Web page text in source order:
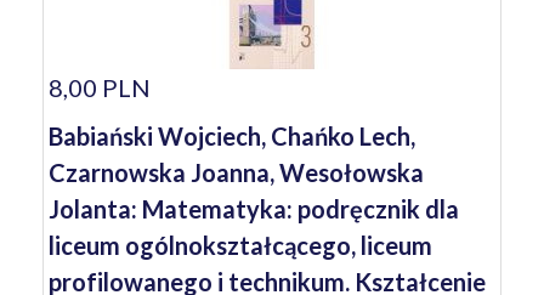
8,00 PLN
Babiański Wojciech, Chańko Lech,
Czarnowska Joanna, Wesołowska
Jolanta: Matematyka: podręcznik dla
liceum ogólnokształcącego, liceum
profilowanego i technikum. Kształcenie